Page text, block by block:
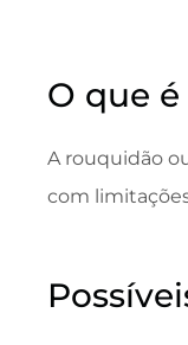
O que
A rouquidão
com